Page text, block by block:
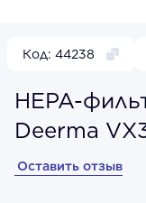
Код: 44238
HEPA-
Deerma
Оставить отзыв